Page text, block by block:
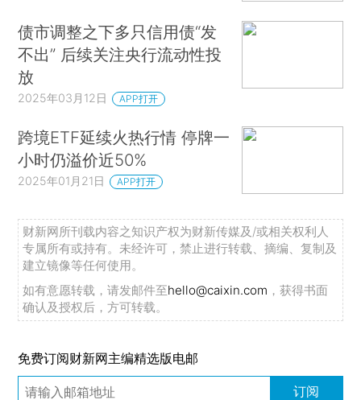
债市调整之下多只信用债“发
不出” 后续关注央行流动性投
放
2025年03月12日 APP打开
跨境ETF延续火热行情 停牌一
小时仍溢价近50%
2025年01月21日 APP打开
财新网所刊载内容之知识产权为财新传媒及/或相关权利人
专属所有或持有。未经许可，禁止进行转载、摘编、复制及
建立镜像等任何使用。
如有意愿转载，请发邮件至hello@caixin.com ，获得书面
确认及授权后，方可转载。
免费订阅财新网主编精选版电邮
订阅